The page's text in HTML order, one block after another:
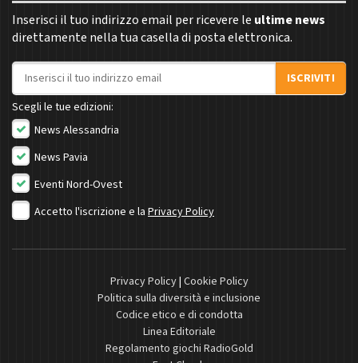
Inserisci il tuo indirizzo email per ricevere le ultime news
direttamente nella tua casella di posta elettronica.
Indirizzo email
ISCRIVITI
Scegli le tue edizioni:
News Alessandria
News Pavia
Eventi Nord-Ovest
Accetto l'iscrizione e la Privacy Policy
Privacy Policy| Cookie Policy
Politica sulla diversità e inclusione
Codice etico e di condotta
Linea Editoriale
Regolamento giochi RadioGold